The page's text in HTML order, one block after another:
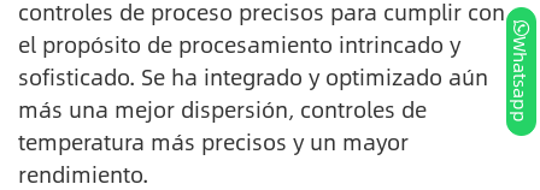
controles de proceso precisos para cumplir con
el propósito de procesamiento intrincado y
sofisticado. Se ha integrado y optimizado aún
más una mejor dispersión, controles de
temperatura más precisos y un mayor
rendimiento.
Whatsapp